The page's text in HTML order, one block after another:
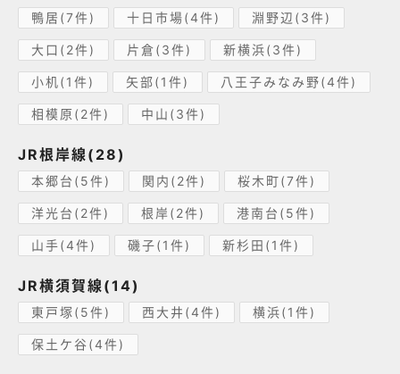
鴨居(7件) 十日市場(4件) 淵野辺(3件)
大口(2件) 片倉(3件) 新横浜(3件)
小机(1件) 矢部(1件) 八王子みなみ野(4件)
相模原(2件) 中山(3件)
JR根岸線(28)
本郷台(5件) 関内(2件) 桜木町(7件)
洋光台(2件) 根岸(2件) 港南台(5件)
山手(4件) 磯子(1件) 新杉田(1件)
JR横須賀線(14)
東戸塚(5件) 西大井(4件) 横浜(1件)
保土ケ谷(4件)